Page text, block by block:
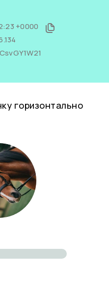
+0000
горизонтально